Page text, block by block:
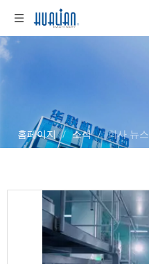
홈페이지 / 소식 / 회사 뉴스